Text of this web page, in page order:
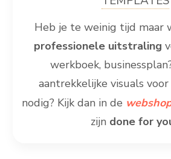
Heb je te weinig tijd maar
professionele uitstraling
werkboek,
aantrekkelijke visuals
nodig? Kijk dan in de
zijn done for